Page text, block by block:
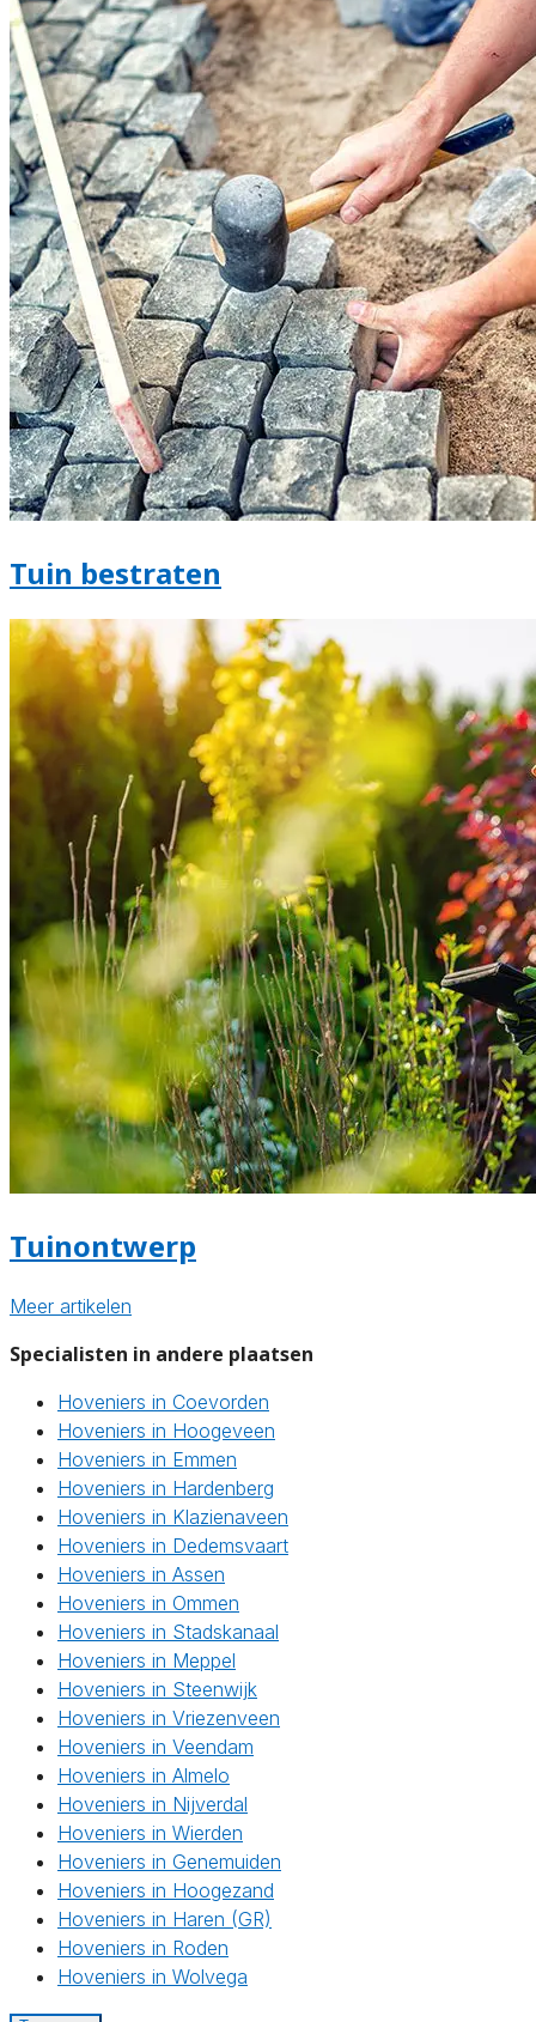
Tuin bestraten
Tuinontwerp
Meer artikelen
Specialisten in andere plaatsen
Hoveniers in Coevorden
Hoveniers in Hoogeveen
Hoveniers in Emmen
Hoveniers in Hardenberg
Hoveniers in Klazienaveen
Hoveniers in Dedemsvaart
Hoveniers in Assen
Hoveniers in Ommen
Hoveniers in Stadskanaal
Hoveniers in Meppel
Hoveniers in Steenwijk
Hoveniers in Vriezenveen
Hoveniers in Veendam
Hoveniers in Almelo
Hoveniers in Nijverdal
Hoveniers in Wierden
Hoveniers in Genemuiden
Hoveniers in Hoogezand
Hoveniers in Haren (GR)
Hoveniers in Roden
Hoveniers in Wolvega